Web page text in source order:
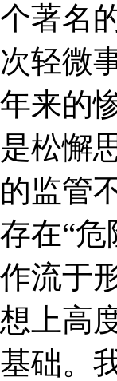
个著名
次轻微
年来的
是松懈
的监管
存在“
作流于
想上高
基础。